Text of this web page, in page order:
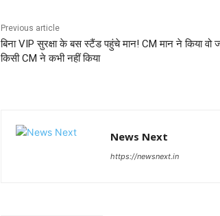
Previous article
बिना VIP सुरक्षा के बस स्टैंड पहुंचे मान! CM मान ने किया वो
किसी CM ने कभी नहीं किया
News Next
https://newsnext.in